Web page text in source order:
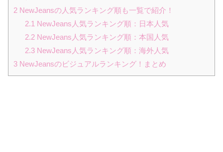
2 NewJeansの人気ランキング順も一覧で紹介！
2.1 NewJeans人気ランキング順：日本人気
2.2NewJeans人気ランキング順：本国人気
2.3NewJeans人気ランキング順：海外人気
3 NewJeansのビジュアルランキング！まとめ